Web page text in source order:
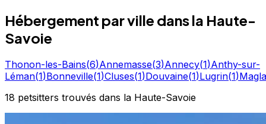
Hébergement par ville dans la Haute-
Savoie
Thonon-les-Bains(6)Annemasse(3)Annecy(1)Anthy-sur-
Léman(1)Bonneville(1)Cluses(1)Douvaine(1)Lugrin(1)
18 petsitters trouvés dans la Haute-Savoie